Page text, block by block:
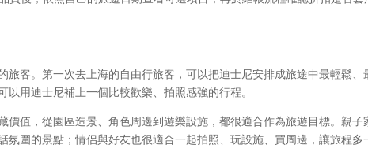
旅客。第一次去上海的自由行旅客，可以把迪士尼安排成旅途中最輕鬆、
用迪士尼補上一個比較歡樂、拍照感強的行程。
價值，從園區造景、角色周邊到遊樂設施，都很適合作為旅遊目標。親子
氛圍的景點；情侶與好友也很適合一起拍照、玩設施、買周邊，讓旅程多